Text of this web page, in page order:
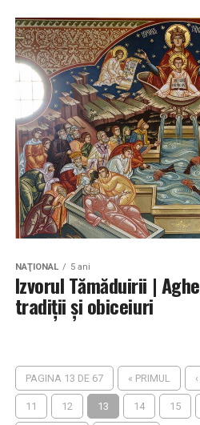
NAŢIONAL 5 ani
Izvorul Tămăduirii |
tradiţii şi obiceiuri
PAGINA 13 DE 67 « PRIMUL
11 12 13 14 15